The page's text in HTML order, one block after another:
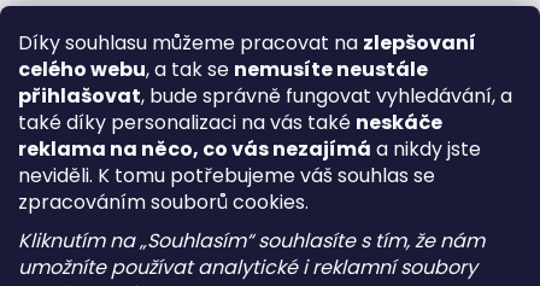
Díky souhlasu můžeme pracovat na zlepšovaní
celého webu, a tak se nemusíte neustále
přihlašovat, bude správně fungovat vyhledávání, a
také díky personalizaci na vás také neskáče
reklama na něco, co vás nezajímá a nikdy jste
neviděli. K tomu potřebujeme váš souhlas se
zpracováním souborů cookies.
Kliknutím na „Souhlasím“ souhlasíte s tím, že nám
umožníte používat analytické i reklamní soubory